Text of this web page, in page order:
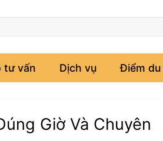
tư vấn Dịch vụ Điểm du
Giờ Và Chuyên